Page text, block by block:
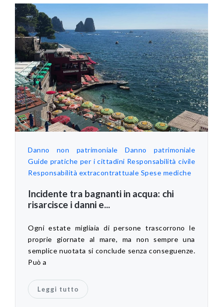
Danno non patrimoniale
Danno patrimoniale
Guide pratiche per i cittadini Responsabilità civile
Responsabilità extracontrattuale Spese mediche
Incidente tra bagnanti in acqua: chi
risarcisce i danni e...
Ogni estate migliaia di persone trascorrono le
proprie giornate al mare, ma non sempre una
semplice nuotata si conclude senza conseguenze.
Può a
Leggi tutto